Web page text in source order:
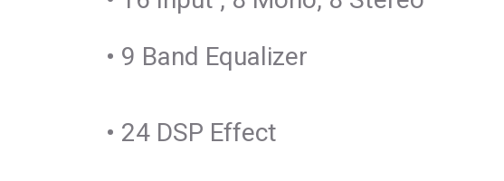
• 9 Band Equalizer
• 24 DSP Effect